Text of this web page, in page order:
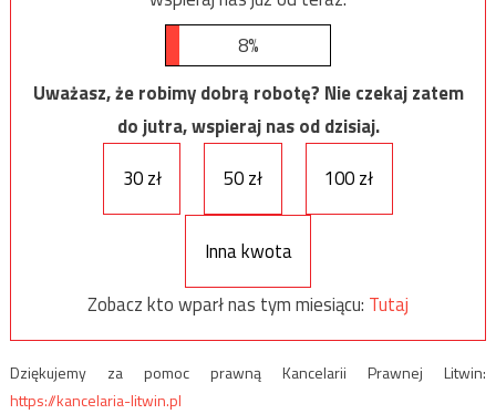
8%
Uważasz, że robimy dobrą robotę? Nie czekaj zatem
do jutra, wspieraj nas od dzisiaj.
30 zł
50 zł 100 zł
Inna kwota
Zobacz kto wparł nas tym miesiącu: Tutaj
Dziękujemy za pomoc prawną Kancelarii Prawnej Litwin:
https://kancelaria-litwin.pl